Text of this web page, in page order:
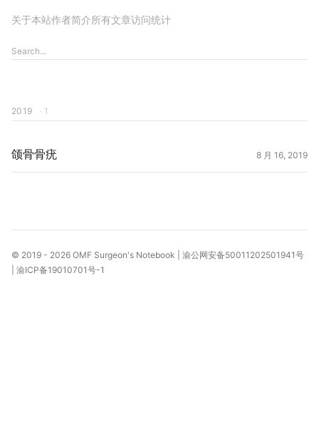
关于本站作者简介所有文章访问统计
2019 · 1
颌骨骨疣 8 月 16, 2019
© 2019 - 2026 OMF Surgeon's Notebook
渝公网安备50011202501941号
渝ICP备19010701号-1